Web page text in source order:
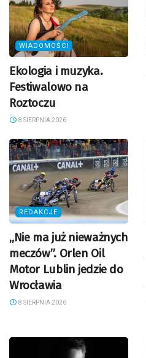
WIADOMOŚCI
Ekologia i muzyka.
Festiwalowo na
Roztoczu
8 SIERPNIA 2026
REDAKCJE
„Nie ma już nieważnych
meczów”. Orlen Oil
Motor Lublin jedzie do
Wrocławia
8 SIERPNIA 2026